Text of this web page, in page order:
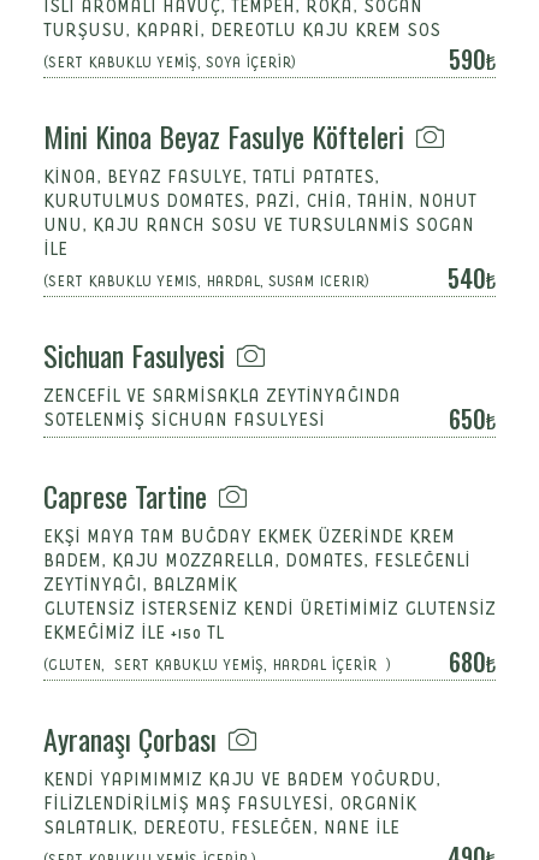
TURŞUSU, KAPARI, DEREOTLU KAJU KREM SOS
(SERT KABUKLU YEMİŞ, SOYA İÇERİR) 590
Mini Kinoa Beyaz Fasulye Köfteleri
KINOA, BEYAZ FASULYE, TATLI PATATES,
KURUTULMUS DOMATES, PAZI, CHIA, TAHIN, NOHUT
UNU, KAJU RANCH SOSU VE TURSULANMIS SOGAN
ILE
(SERT KABUKLU YEMIS, HARDAL, SUSAM ICERIR) 540
Sichuan Fasulyesi
ZENCEFIL VE SARMISAKLA ZEYTINYAĞINDA
SOTELENMIŞ SICHUAN FASULYESI
650
Caprese Tartine
EKŞI MAYA TAM BUĞDAY EKMEK ÜZERINDE KREM
BADEM, KAJU MOZZARELLA, DOMATES, FESLEĞENLI
ZEYTINYAĞI, BALZAMIK
GLUTENSİZ İSTERSENİZ KENDİ ÜRETİMİMİZ GLUTENSİZ
EKMEĞİMİZ İLE +150 TL
(GLUTEN, SERT KABUKLU YEMİŞ, HARDAL İÇERİR ) 680
Ayranaşı Çorbası
KENDİ YAPIMIMMIZ KAJU VE BADEM YOĞURDU,
FİLİZLENDİRİLMİŞ MAŞ FASULYESİ, ORGANİK
SALATALIK, DEREOTU, FESLEĞEN, NANE İLE